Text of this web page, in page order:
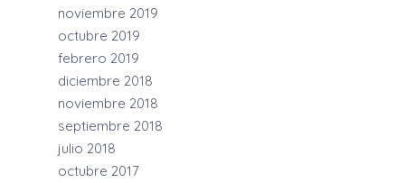
noviembre 2019
octubre 2019
febrero 2019
diciembre 2018
noviembre 2018
septiembre 2018
julio 2018
octubre 2017